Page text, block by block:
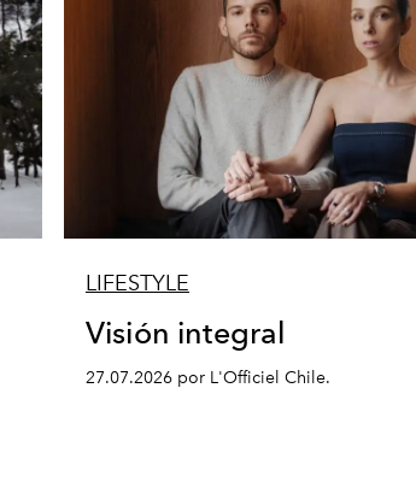
LIFESTYLE
Visión integral
27.07.2026 por L'Officiel Chile.